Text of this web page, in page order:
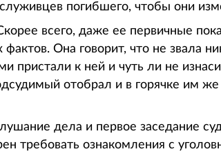
погибшего, чтобы они
всего, даже ее первичные
Она говорит, что не звала
пристали к ней и чуть ли не
отобрал и в горячке им же
дела и первое заседание
требовать ознакомления с